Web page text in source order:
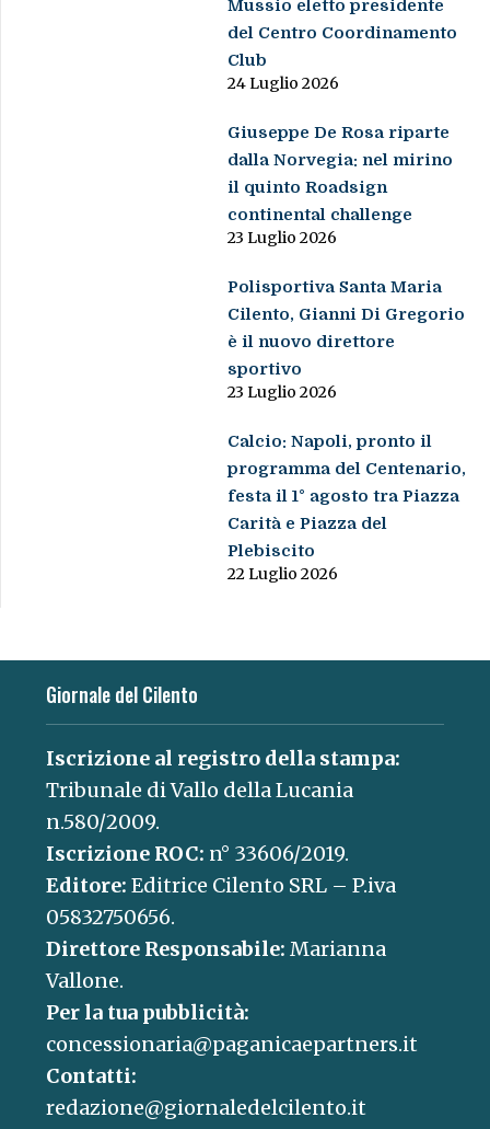
Mussio eletto presidente
del Centro Coordinamento
Club
24 Luglio 2026
Giuseppe De Rosa riparte
dalla Norvegia: nel mirino
il quinto Roadsign
continental challenge
23 Luglio 2026
Polisportiva Santa Maria
Cilento, Gianni Di Gregorio
è il nuovo direttore
sportivo
23 Luglio 2026
Calcio: Napoli, pronto il
programma del Centenario,
festa il 1° agosto tra Piazza
Carità e Piazza del
Plebiscito
22 Luglio 2026
Giornale del Cilento
Iscrizione al registro della stampa:
Tribunale di Vallo della Lucania
n.580/2009.
Iscrizione ROC: n° 33606/2019.
Editore: Editrice Cilento SRL – P.iva
05832750656.
Direttore Responsabile: Marianna
Vallone.
Per la tua pubblicità:
concessionaria@paganicaepartners.it
Contatti:
redazione@giornaledelcilento.it